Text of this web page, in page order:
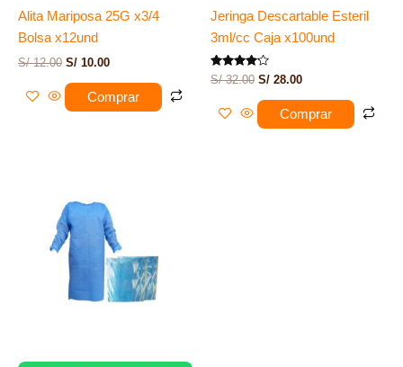
Alita Mariposa 25G x3/4
Bolsa x12und
S/12.00 S/ 10.00
Comprar
Jeringa Descartable Esteril
3ml/cc Caja x100und
Valorado
de 5
S/32.00 S/ 28.00
Comprar